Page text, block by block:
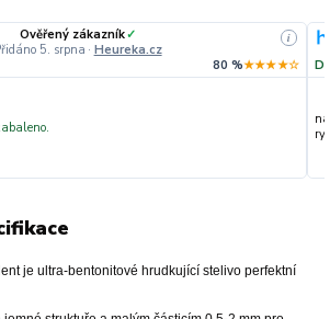
Ověřený zákazník✓
5. srpna · Heureka.cz
i
80 %★★★★☆
je ultra-bentonitové hrudkující stelivo perfektní